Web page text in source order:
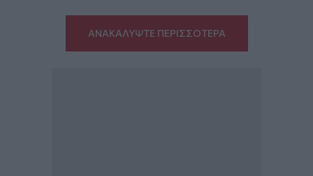
ΑΝΑΚΑΛΥΨΤΕ ΠΕΡΙΣΣΟΤΕΡΑ